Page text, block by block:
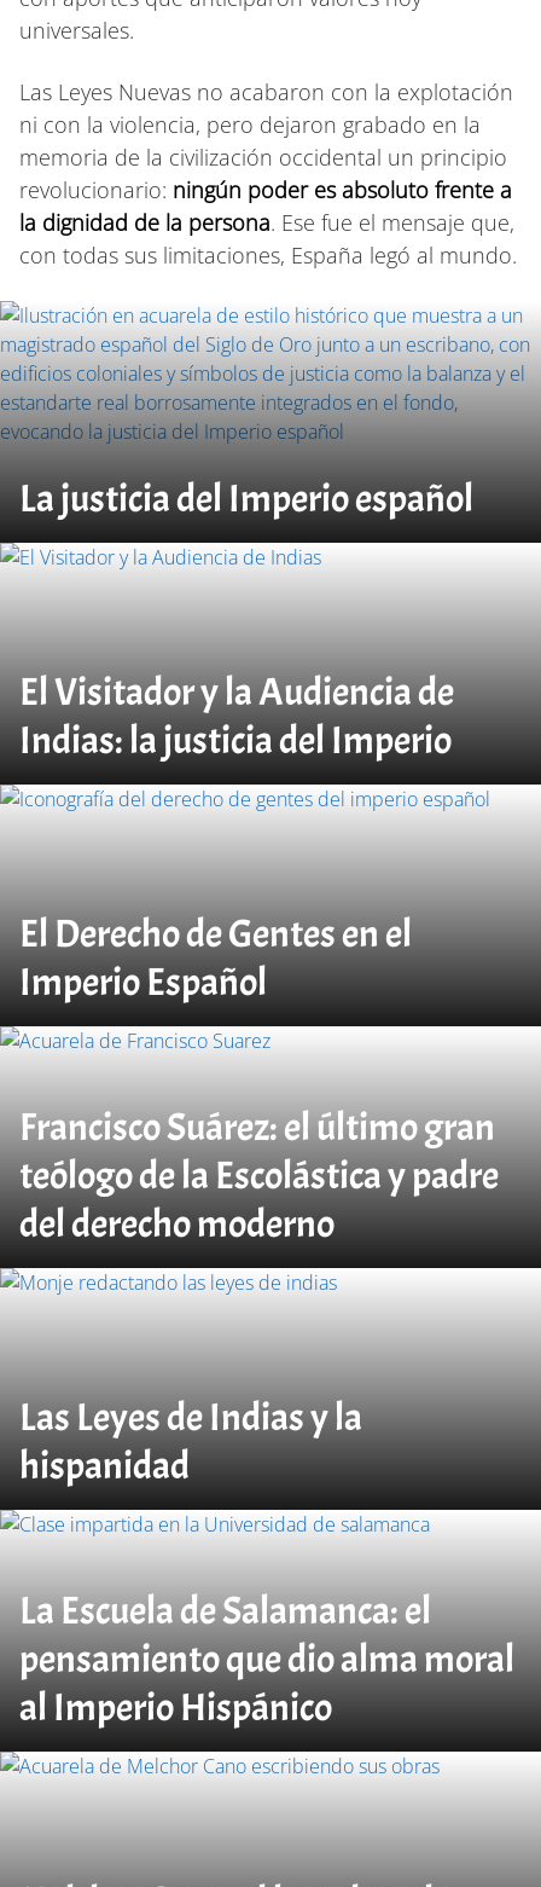
universales.
Las Leyes Nuevas no acabaron con la explotación
ni con la violencia, pero dejaron grabado en la
memoria de la civilización occidental un principio
revolucionario: ningún poder es absoluto frente a
la dignidad de la persona. Ese fue el mensaje que,
con todas sus limitaciones, España legó al mundo.
La justicia del Imperio español
El Visitador y la Audiencia de
Indias: la justicia del Imperio
El Derecho de Gentes en el
Imperio Español
Francisco Suárez: el último gran
teólogo de la Escolástica y padre
del derecho moderno
Las Leyes de Indias y la
hispanidad
La Escuela de Salamanca: el
pensamiento que dio alma moral
al Imperio Hispánico